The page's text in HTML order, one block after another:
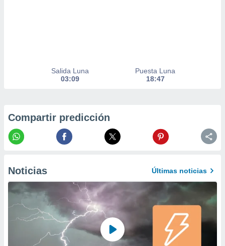
de
un
perfiles
Salida Luna
03:09
Puesta Luna
18:47
Compartir predicción
Noticias Últimas noticias